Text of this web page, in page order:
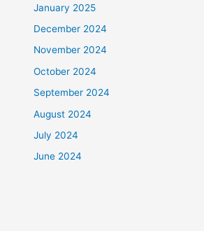
January 2025
December 2024
November 2024
October 2024
September 2024
August 2024
July 2024
June 2024